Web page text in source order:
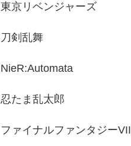
東京リベンジャーズ
刀剣乱舞
NieR:Automata
忍たま乱太郎
ファイナルファンタジーVII